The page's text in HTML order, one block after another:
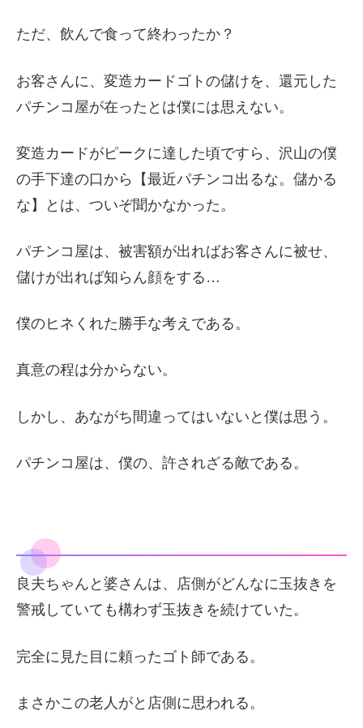
ただ、飲んで食って終わったか？
お客さんに、変造カードゴトの儲けを、還元した
パチンコ屋が在ったとは僕には思えない。
変造カードがピークに達した頃ですら、沢山の僕
の手下達の口から【最近パチンコ出るな。儲かる
な】とは、ついぞ聞かなかった。
パチンコ屋は、被害額が出ればお客さんに被せ、
儲けが出れば知らん顔をする…
僕のヒネくれた勝手な考えである。
真意の程は分からない。
しかし、あながち間違ってはいないと僕は思う。
パチンコ屋は、僕の、許されざる敵である。
良夫ちゃんと婆さんは、店側がどんなに玉抜きを
警戒していても構わず玉抜きを続けていた。
完全に見た目に頼ったゴト師である。
まさかこの老人がと店側に思われる。